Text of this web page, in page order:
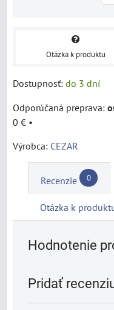
Otázka k produktu
Dostupnosť: do 3 dní
0 € •
Výrobca: CEZAR
Recenzie 0
Otázka k
Hodnotenie
Pridať